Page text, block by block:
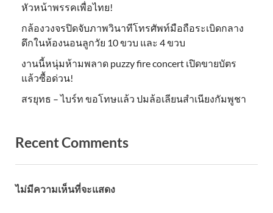
หัวหน้าพรรคเพื่อไทย!
กล้องวงจรปิดจับภาพวินาทีโทรศัพท์มือถือระเบิดกลาง
ดึกในห้องนอนลูกวัย 10 ขวบ และ 4 ขวบ
งานนี้หนุ่มห้ามพลาด puzzy fire concert เปิดขายบัตร
แล้วซื้อด่วน!
สรยุทธ – ไบร์ท ขอโทษแล้ว ปมล้อเลียนสำเนียงกัมพูชา
Recent Comments
ไม่มีความเห็นที่จะแสดง